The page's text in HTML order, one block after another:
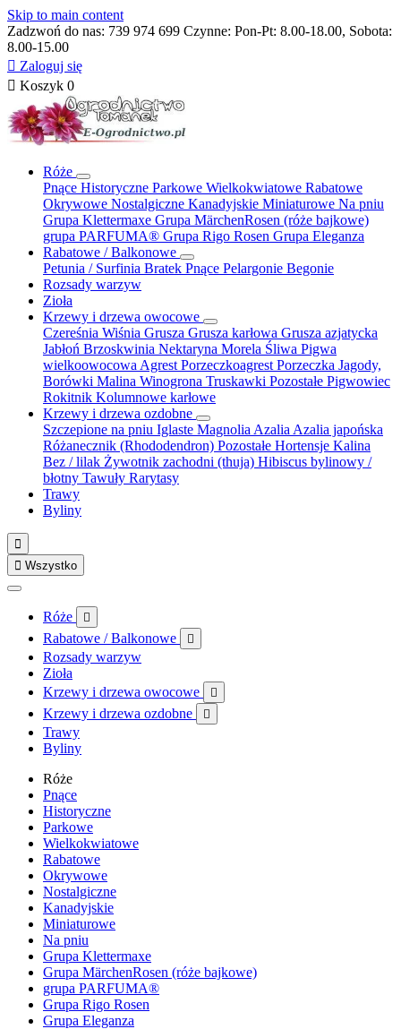
Skip to main content
Zadzwoń do nas: 739 974 699 Czynne: Pon-Pt: 8.00-18.00, Sobota:
8.00-15.00
 Zaloguj się
 Koszyk 0
Róże
Pnące Historyczne Parkowe Wielkokwiatowe Rabatowe
Okrywowe Nostalgiczne Kanadyjskie Miniaturowe Na pniu
Grupa Klettermaxe Grupa MärchenRosen (róże bajkowe)
grupa PARFUMA® Grupa Rigo Rosen Grupa Eleganza
Rabatowe / Balkonowe
Petunia / Surfinia Bratek Pnące Pelargonie Begonie
Rozsady warzyw
Zioła
Krzewy i drzewa owocowe
Czereśnia Wiśnia Grusza Grusza karłowa Grusza azjatycka
Jabłoń Brzoskwinia Nektaryna Morela Śliwa Pigwa
wielkoowocowa Agrest Porzeczkoagrest Porzeczka Jagody,
Borówki Malina Winogrona Truskawki Pozostałe Pigwowiec
Rokitnik Kolumnowe karłowe
Krzewy i drzewa ozdobne
Szczepione na pniu Iglaste Magnolia Azalia Azalia japońska
Różanecznik (Rhododendron) Pozostałe Hortensje Kalina
Bez / lilak Żywotnik zachodni (thuja) Hibiscus bylinowy /
błotny Tawuły Rarytasy
Trawy
Byliny

 Wszystko
Róże 
Rabatowe / Balkonowe 
Rozsady warzyw
Zioła
Krzewy i drzewa owocowe

Krzewy i drzewa ozdobne 
Trawy
Byliny
Róże
Pnące
Historyczne
Parkowe
Wielkokwiatowe
Rabatowe
Okrywowe
Nostalgiczne
Kanadyjskie
Miniaturowe
Na pniu
Grupa Klettermaxe
Grupa MärchenRosen (róże bajkowe)
grupa PARFUMA®
Grupa Rigo Rosen
Grupa Eleganza